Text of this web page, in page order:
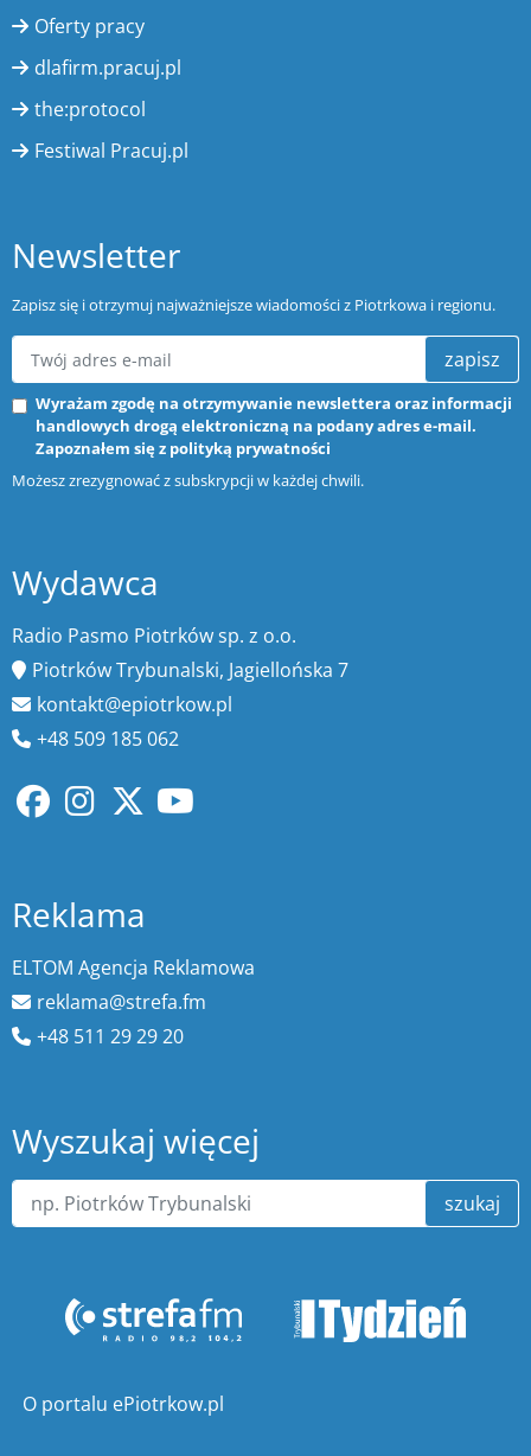
Oferty pracy
dlafirm.pracuj.pl
the:protocol
Festiwal Pracuj.pl
Newsletter
Zapisz się i otrzymuj najważniejsze wiadomości z Piotrkowa i regionu.
zapisz
Wyrażam zgodę na otrzymywanie newslettera oraz informacji
handlowych drogą elektroniczną na podany adres e-mail.
Zapoznałem się z polityką prywatności
Możesz zrezygnować z subskrypcji w każdej chwili.
Wydawca
Radio Pasmo Piotrków sp. z o.o.
Piotrków Trybunalski, Jagiellońska 7
kontakt@epiotrkow.pl
+48 509 185 062
Reklama
ELTOM Agencja Reklamowa
reklama@strefa.fm
+48 511 29 29 20
Wyszukaj więcej
szukaj
O portalu ePiotrkow.pl